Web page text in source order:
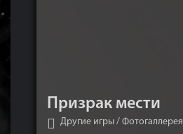
Призрак мести
Другие игры / Фотогаллерея